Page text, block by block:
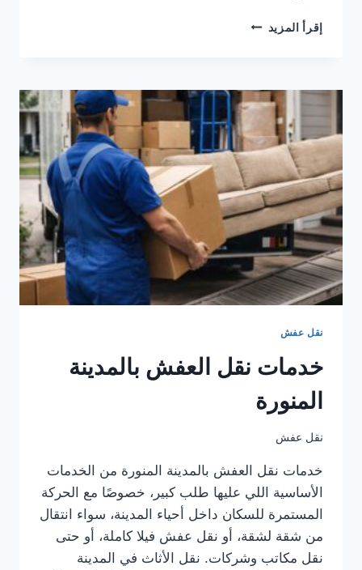
إقرأ المزيد خدمات
في
السعودية
نقل عفش
خدمات نقل العفش بالمدينة
المنورة
نقل عفش
خدمات نقل العفش بالمدينة المنورة من الخدمات
الأساسية اللي عليها طلب كبير، خصوصًا مع الحركة
المستمرة للسكان داخل أحياء المدينة، سواء انتقال
من شقة لشقة، أو نقل عفش فيلا كاملة، أو حتى
نقل مكاتب وشركات. نقل الأثاث في المدينة